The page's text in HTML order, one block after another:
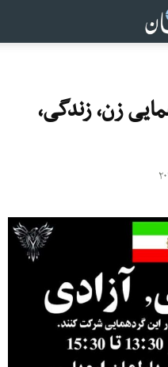
گردهمایی زن، زندگی،